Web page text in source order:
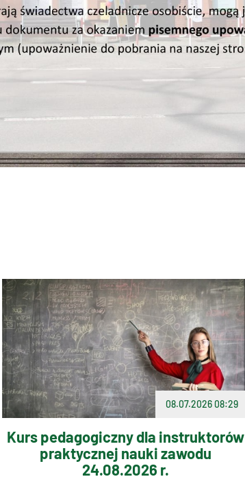
08.07.2026 08:29
Kurs pedagogiczny dla instruktorów
praktycznej nauki zawodu
24.08.2026 r.